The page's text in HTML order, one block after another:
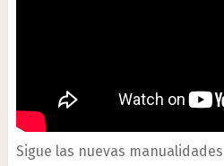
Sigue las nuevas